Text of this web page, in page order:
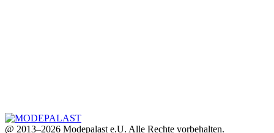
@ 2013–2026 Modepalast e.U. Alle Rechte vorbehalten.